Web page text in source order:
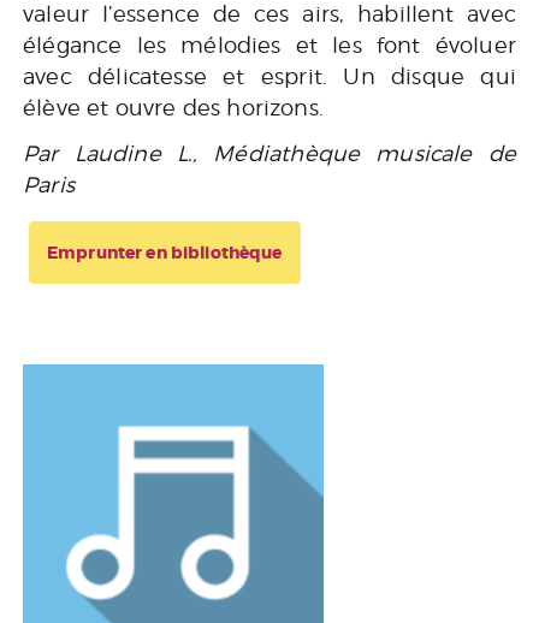
valeur l’essence de ces airs, habillent avec
élégance les mélodies et les font évoluer
avec délicatesse et esprit. Un disque qui
élève et ouvre des horizons.
Par Laudine L., Médiathèque musicale de
Paris
Emprunter en bibliothèque